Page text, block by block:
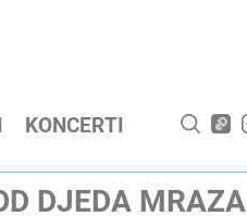
KONCERTI
DJEDA MRAZA